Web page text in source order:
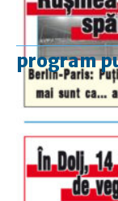
program